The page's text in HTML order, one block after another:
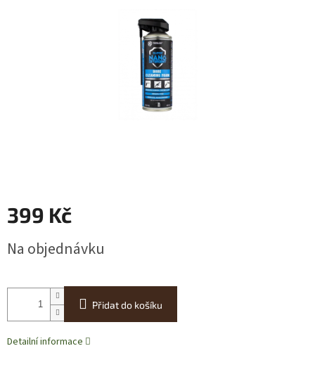
399 Kč
cena:
Na objednávku
Přidat do košíku
Detailní informace